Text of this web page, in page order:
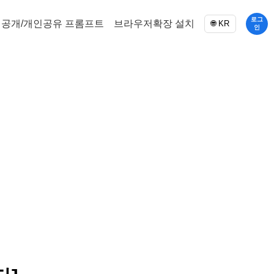
공개/개인공유 프롬프트 브라우저확장 설치 🌐 KR
로그
인